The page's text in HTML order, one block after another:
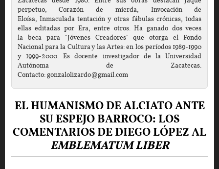
perpetuo, Corazón de mierda, Invocación de
Eloísa, Inmaculada tentación y otras fábulas crónicas, todas
ellas editadas por Era, entre otros. Ha ganado dos veces
la beca para "Jóvenes Creadores" que otorga el Fondo
Nacional para la Cultura y las Artes: en los períodos 1989-1990
y 1999-2000. Es docente investigador de la Universidad
Autónoma de Zacatecas.
Contacto: gonzalolizardo@gmail.com
EL HUMANISMO DE ALCIATO ANTE
SU ESPEJO BARROCO: LOS
COMENTARIOS DE DIEGO LÓPEZ AL
EMBLEMATUM LIBER